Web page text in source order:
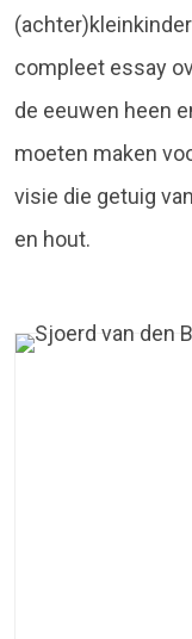
compleet essay
de eeuwen heen
moeten maken
visie die getuig
en hout.